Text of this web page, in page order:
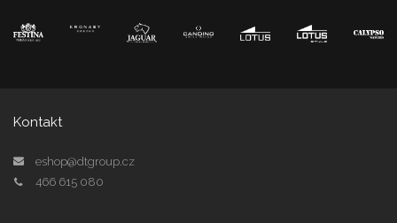
Kontakt
eshop@dtgroup.cz
466 615 080